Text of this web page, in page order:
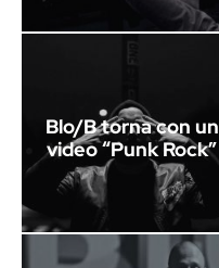
Blo/B torna con un
video “Punk Rock”